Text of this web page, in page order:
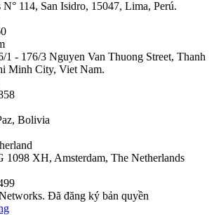
114, San Isidro, 15047, Lima, Perú.
1 - 176/3 Nguyen Van Thuong Street, Thanh
Minh City, Viet Nam.
Bolivia
1098 XH, Amsterdam, The Netherlands
Đã đăng ký bản quyền